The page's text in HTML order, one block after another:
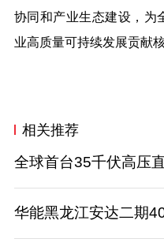
协同和产业生态建设，为
业高质量可持续发展贡献核
相关推荐
全球首台35千伏高压
华能黑龙江安达二期